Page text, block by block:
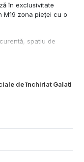
de închiriat Galati
în exclusivitate
zona pieței cu o
spatiu de
chiriei.